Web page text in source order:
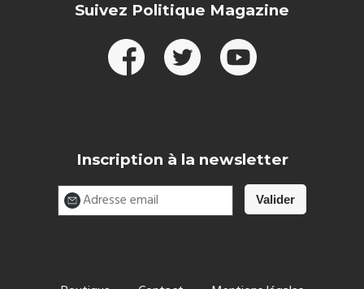
Suivez Politique Magazine
Inscription à la newsletter